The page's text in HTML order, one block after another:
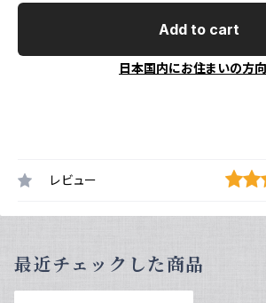
Add to cart
日本国内にお住まいの方
レビュー
最近チェックした商品